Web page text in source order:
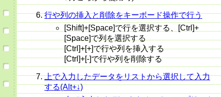
行や列の挿入と削除をキーボード操作で行う
[Shift]+[Space]で行を選択する、[Ctrl]+
[Space]で列を選択する
[Ctrl]+[+]で行や列を挿入する
[Ctrl]+[-]で行や列を削除する
上で入力したデータをリストから選択して入力
する(Alt+↓)